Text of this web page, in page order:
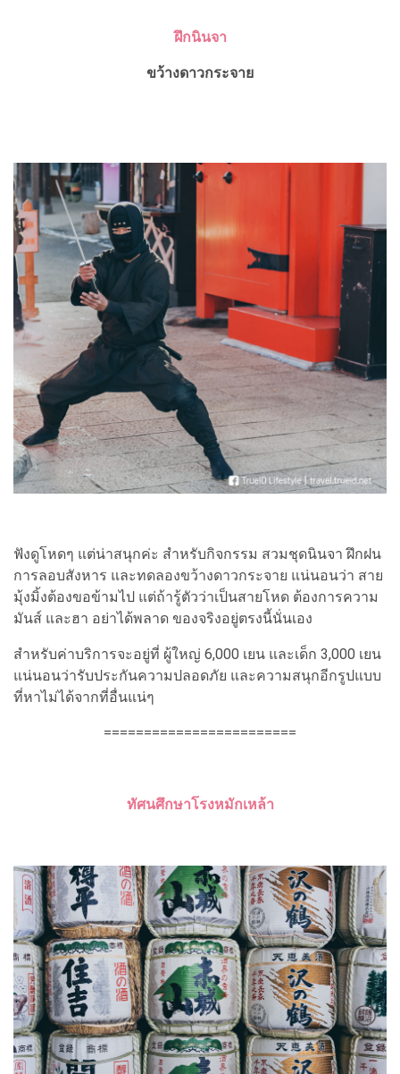
ฝึกนินจา
ขว้างดาวกระจาย
ฟังดูโหดๆ แต่น่าสนุกค่ะ สำหรับกิจกรรม สวมชุดนินจา ฝึกฝน
การลอบสังหาร และทดลองขว้างดาวกระจาย แน่นอนว่า สาย
มุ้งมิ้งต้องขอข้ามไป แต่ถ้ารู้ตัวว่าเป็นสายโหด ต้องการความ
มันส์ และฮา อย่าได้พลาด ของจริงอยู่ตรงนี้นั่นเอง
สำหรับค่าบริการจะอยู่ที่ ผู้ใหญ่ 6,000 เยน และเด็ก 3,000 เยน
แน่นอนว่ารับประกันความปลอดภัย และความสนุกอีกรูปแบบ
ที่หาไม่ได้จากที่อื่นแน่ๆ
========================
ทัศนศึกษาโรงหมักเหล้า